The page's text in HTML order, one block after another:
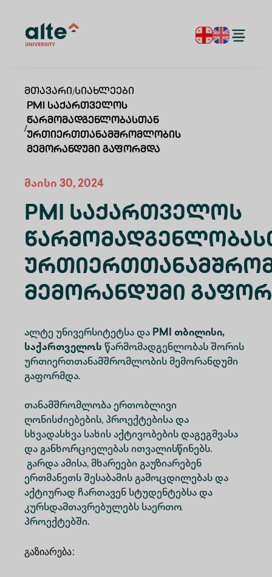
Მთავარი/Სიახლეები
/
PMI Საქართველოს
Წარმომადგენლობასთან
Ურთიერთთანამშრომლობის
Მემორანდუმი Გაფორმდა
მაისი 30, 2024
PMI Საქართველოს
Მემორანდუმი
ალტე უნივერსიტეტსა და PMI თბილისი,
საქართველოს წარმომადგენლობას შორის
ურთიერთთანამშრომლობის მემორანდუმი
გაფორმდა.
თანამშრომლობა ერთობლივი
ღონისძიებების, პროექტებისა და
სხვადასხვა სახის აქტივობების დაგეგმვასა
და განხორციელებას ითვალისწინებს.
გარდა ამისა, მხარეები გაუზიარებენ
ერთმანეთს შესაბამის გამოცდილებას და
აქტიურად ჩართავენ სტუდენტებსა და
კურსდამთავრებულებს საერთო
პროექტებში.
გაზიარება: